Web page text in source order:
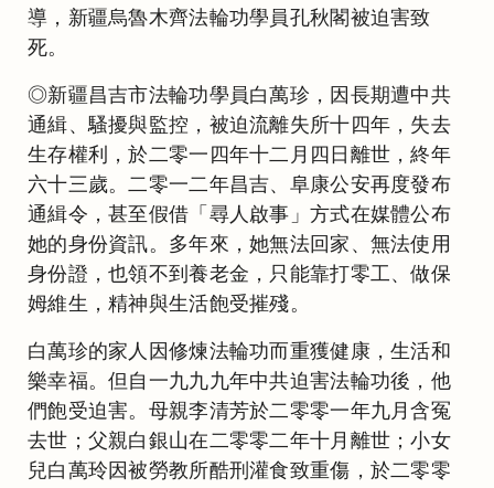
導，新疆烏魯木齊法輪功學員孔秋閣被迫害致
死。
◎新疆昌吉市法輪功學員白萬珍，因長期遭中共
通緝、騷擾與監控，被迫流離失所十四年，失去
生存權利，於二零一四年十二月四日離世，終年
六十三歲。二零一二年昌吉、阜康公安再度發布
通緝令，甚至假借「尋人啟事」方式在媒體公布
她的身份資訊。多年來，她無法回家、無法使用
身份證，也領不到養老金，只能靠打零工、做保
姆維生，精神與生活飽受摧殘。
白萬珍的家人因修煉法輪功而重獲健康，生活和
樂幸福。但自一九九九年中共迫害法輪功後，他
們飽受迫害。母親李清芳於二零零一年九月含冤
去世；父親白銀山在二零零二年十月離世；小女
兒白萬玲因被勞教所酷刑灌食致重傷，於二零零